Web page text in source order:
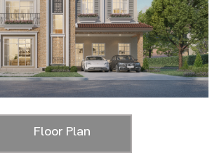
Floor Plan